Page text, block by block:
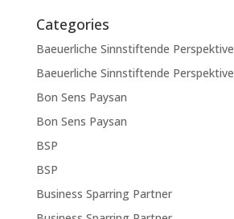
Categories
Baeuerliche Sinnstiftende Perspektive
Baeuerliche Sinnstiftende Perspektive
Bon Sens Paysan
Bon Sens Paysan
BSP
BSP
Business Sparring Partner